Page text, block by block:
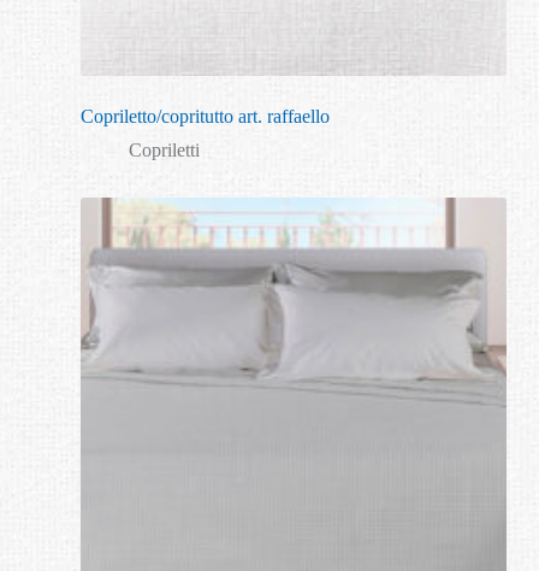
Copriletto/copritutto art. raffaello
Copriletti